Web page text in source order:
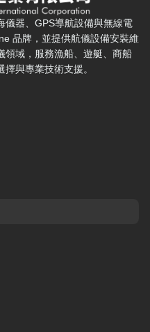
儀器、GPS導航設備與無線電
品牌，並提供航儀設備安裝維
領域，服務漁船、遊艇、商船
與專業技術支援。